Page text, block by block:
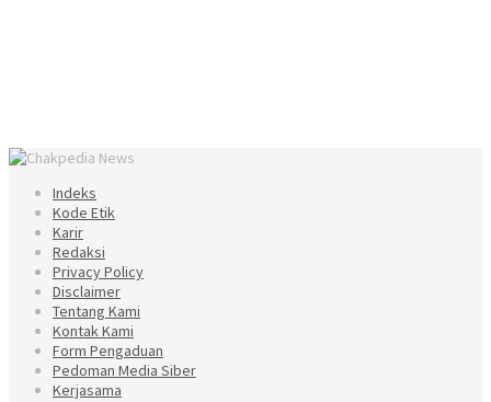
Indeks
Kode Etik
Karir
Redaksi
Privacy Policy
Disclaimer
Tentang Kami
Kontak Kami
Form Pengaduan
Pedoman Media Siber
Kerjasama